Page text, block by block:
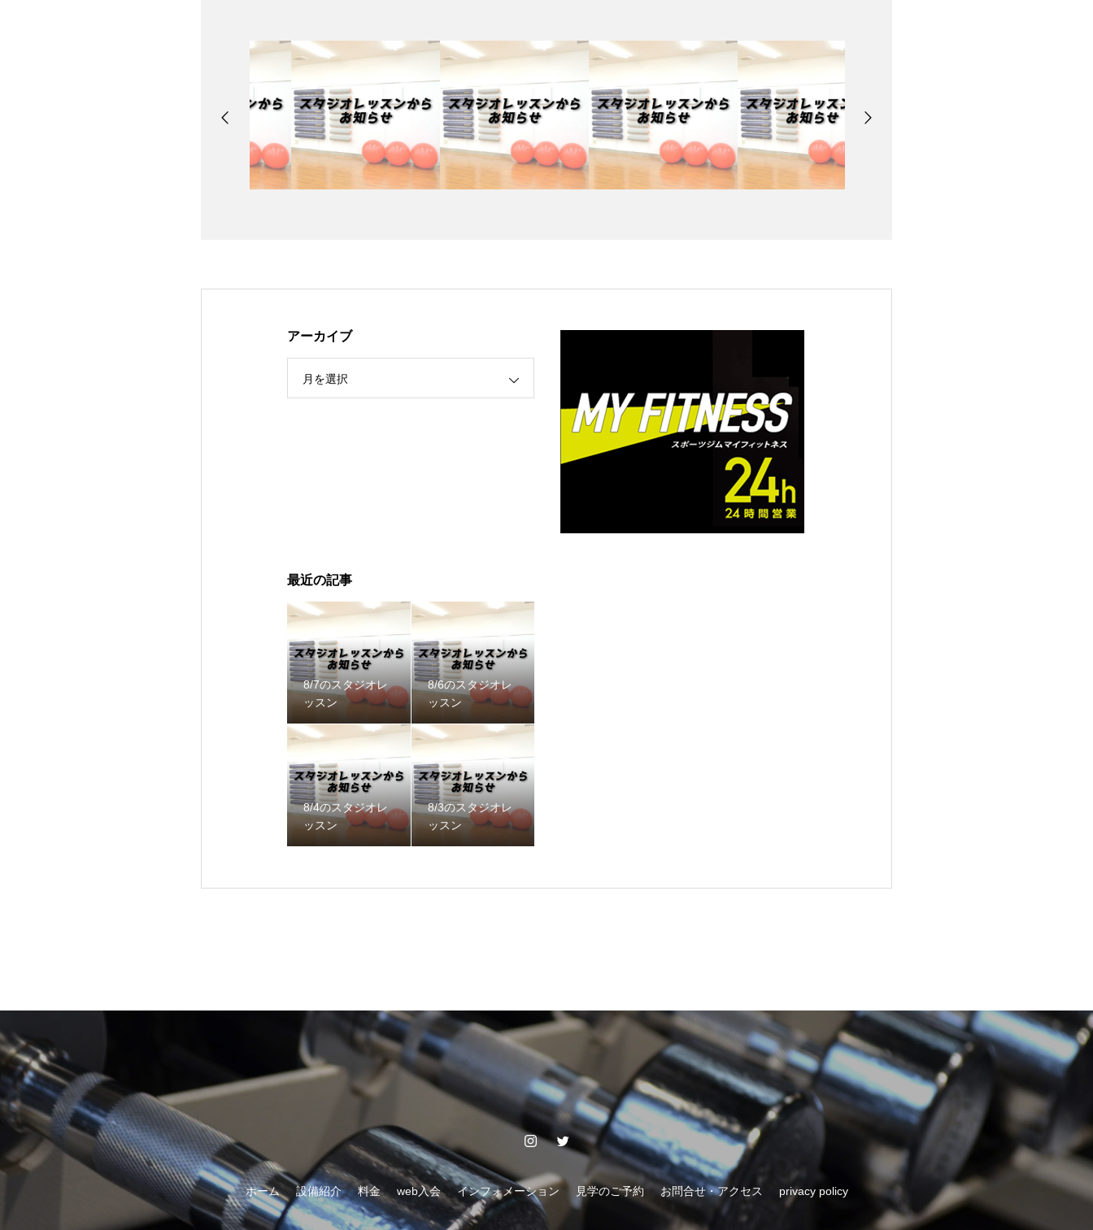
アーカイブ
月を選択
最近の記事
8/7のスタジオレ
ッスン
8/6のスタジオレ
ッスン
8/4のスタジオレ
ッスン
8/3のスタジオレ
ッスン
ホーム 設備紹介 料金 web入会 インフォメーション 見学のご予約 お問合せ・アクセス privacy policy